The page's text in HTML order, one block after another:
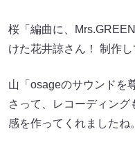
桜「編曲に、
けた花井諒さん！ 制作
山「osageのサウンドを
さって、レコーディン
感を作ってくれましたね